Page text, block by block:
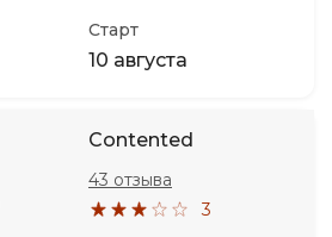
Старт
10 августа
Contented
3
43 отзыва